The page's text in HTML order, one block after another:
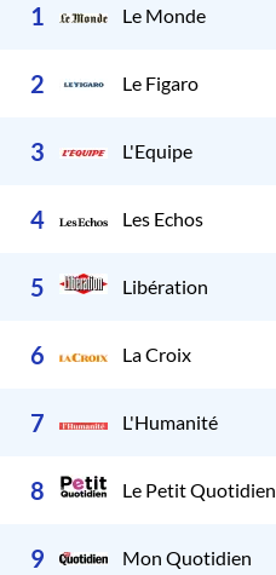
1 Le Monde
2 Le Figaro
3 L'Equipe
4 Les Echos
5 Libération
6 La Croix
7 L'Humanité
8 Le Petit Quotidien
9 Mon Quotidien